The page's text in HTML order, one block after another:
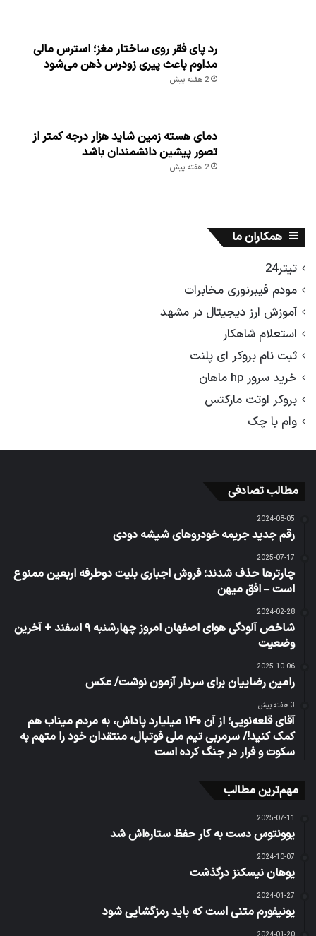
رد پای فقر روی ساختار مغز؛ استرس مالی
مداوم باعث پیری زودرس ذهن می‌شود
2 هفته پیش
دمای هسته زمین شاید هزار درجه کمتر از
تصور پیشین دانشمندان باشد
2 هفته پیش
همکاران ما
تیتر24
مودم فیبرنوری مخابرات
آموزش ارز دیجیتال در مشهد
استعلام شاهکار
ثبت نام بروکر ای پلنت
خرید سرور hp ماهان
بروکر اوتت مارکتس
وام با چک
مطالب تصادفی
2024-08-05
رقم جدید جریمه خودروهای شیشه دودی
2025-07-17
چارترها حذف شدند؛ فروش اجباری بلیت دوطرفه اربعین ممنوع
است – افق میهن
2024-02-28
شاخص آلودگی هوای اصفهان امروز چهارشنبه ۹ اسفند + آخرین
وضعیت
2025-10-06
رامین رضاییان برای سردار آزمون نوشت/ عکس
3 هفته پیش
آقای قلعه‌نویی؛ از آن ۱۴۰ میلیارد پاداش، به مردم میناب هم
کمک کنید!/ سرمربی تیم ملی فوتبال، منتقدان خود را متهم به
سکوت و فرار در جنگ کرده است
مهم‌ترین مطالب
2025-07-11
یوونتوس دست به کار حفظ ستاره‌اش شد
2024-10-07
یوهان نیسکنز درگذشت
2024-01-27
یونیفورم متنی است که باید رمزگشایی شود